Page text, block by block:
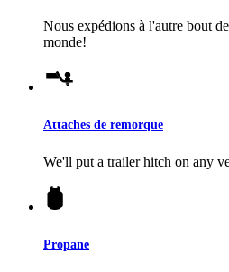
Nous expédions à l'autre bout
monde!
Attaches de remorque
We'll put a trailer hitch on any
Propane